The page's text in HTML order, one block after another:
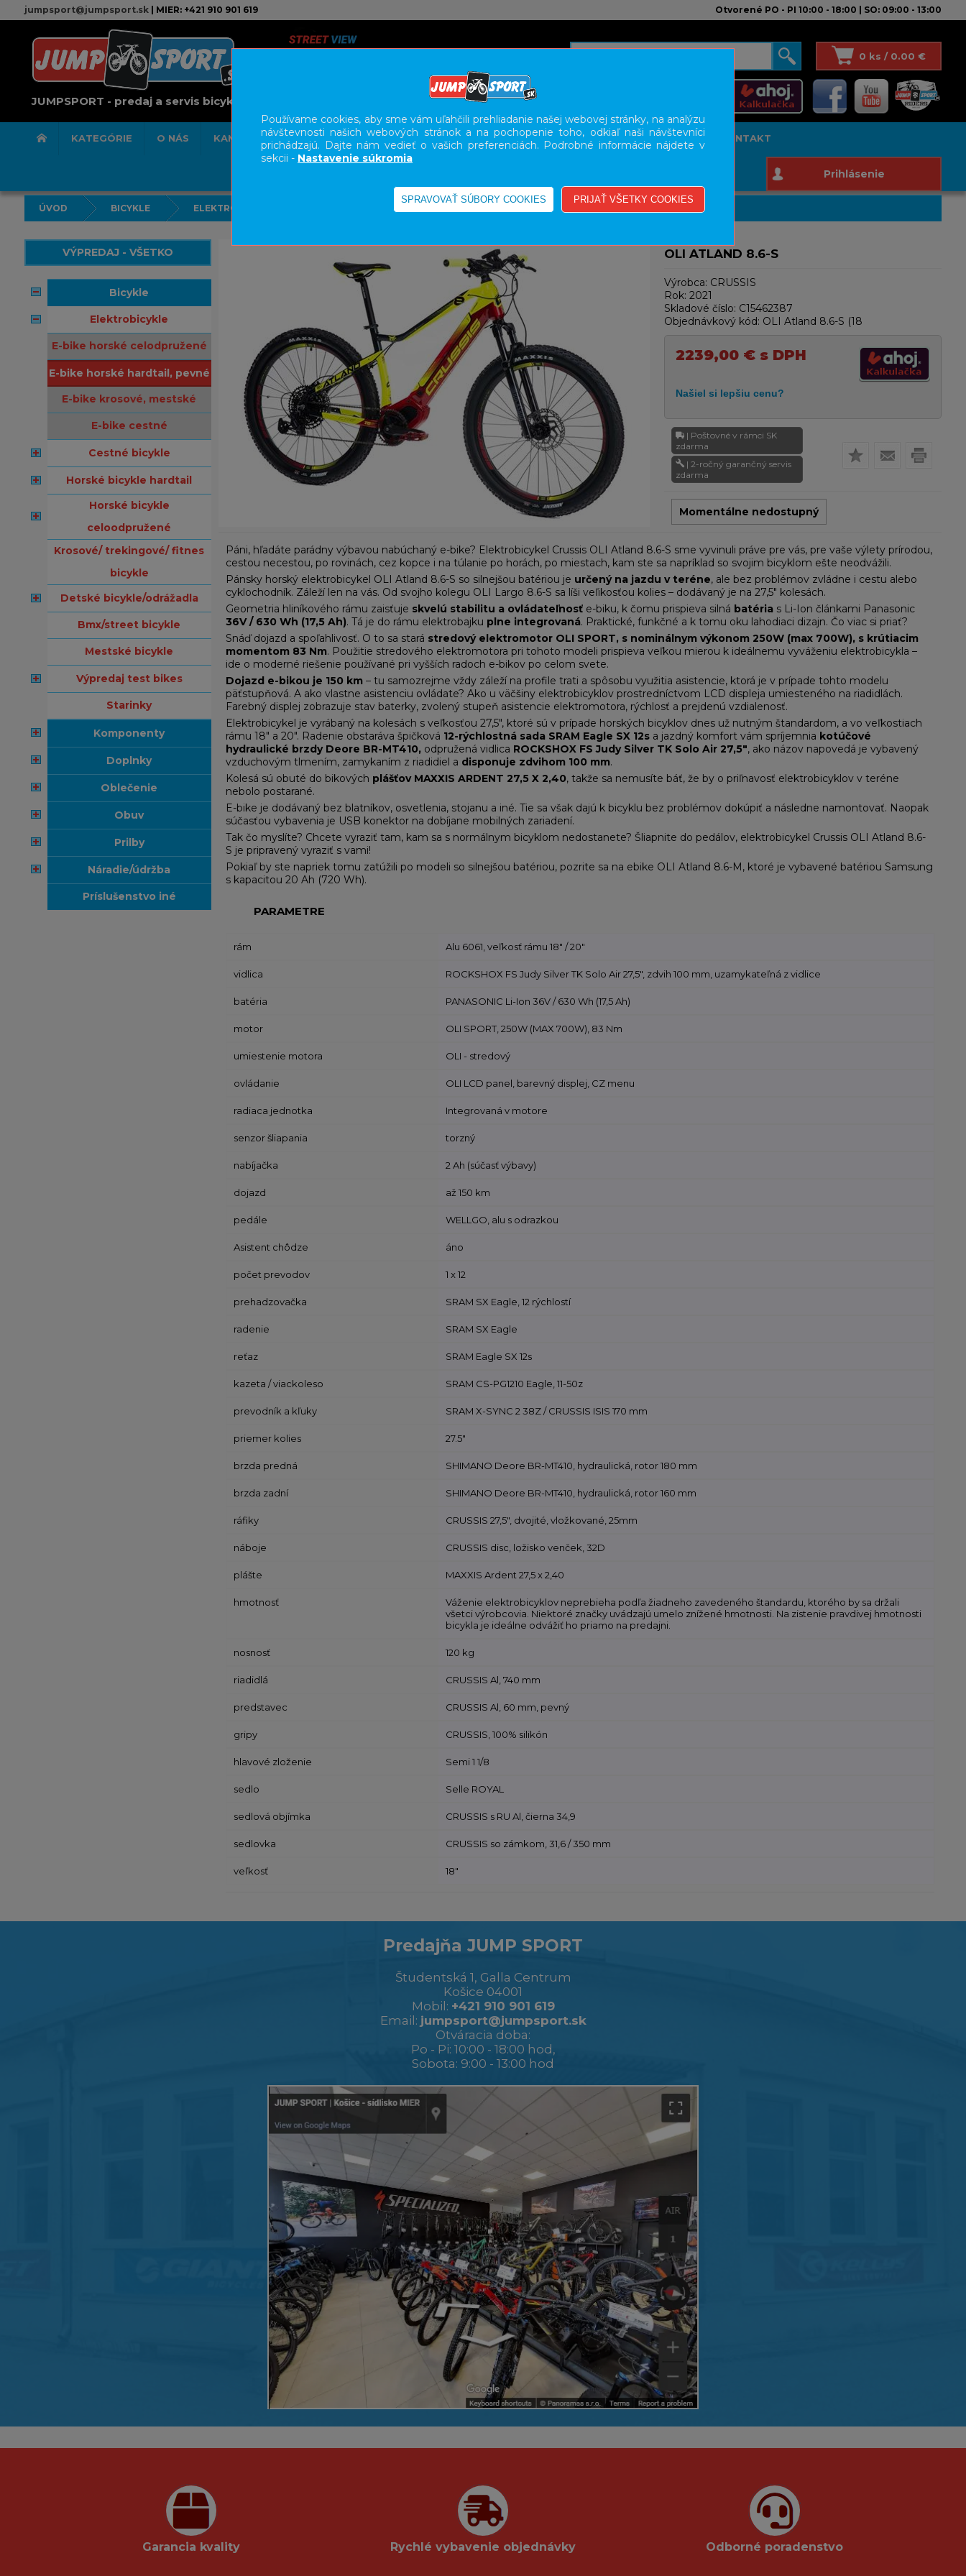
jumpsport@jumpsport.sk| MIER: +421 910 901 619 Otvorené PO - PI 10:00 - 18:00 | SO: 09:00 - 13:00
JUMPSPORT - predaj a servis bicyklov
0 ks / 0.00 €
KATEGÓRIE O NÁS KAMENNÁ PREDAJNA SERVIS SLUŽBY KARIÉRA BODY GEOMETRY FIT STUDIO KONTAKT
Prihlásenie
ÚVOD BICYKLE ELEKTROBICYKLE E-BIKE HORSKÉ HARDTAIL, PEVNÉ
VÝPREDAJ - VŠETKO
bicykle
elektrobicykle
e-bike horské celodpružené
e-bike horské hardtail, pevné
e-bike krosové, mestské
e-bike cestné
cestné bicykle
horské bicykle hardtail
horské bicykle
celoodpružené
krosové/ trekingové/ fitnes
bicykle
detské bicykle/odrážadla
bmx/street bicykle
mestské bicykle
výpredaj test bikes
starinky
komponenty
doplnky
oblečenie
obuv
prilby
náradie/údržba
príslušenstvo iné
OLI ATLAND 8.6-S
Výrobca: CRUSSIS
Rok: 2021
Skladové číslo: C15462387
Objednávkový kód: OLI Atland 8.6-S (18
2239,00 €s DPH
| Poštovné v rámci SK
zdarma
| 2-ročný garančný servis
zdarma
Momentálne nedostupný
Páni, hľadáte parádny výbavou nabúchaný e-bike? Elektrobicykel Crussis OLI Atland 8.6-S sme vyvinuli práve pre vás, pre vaše výlety prírodou,
cestou necestou, po rovinách, cez kopce i na túlanie po horách, po miestach, kam ste sa napríklad so svojim bicyklom ešte neodvážili.
Pánsky horský elektrobicykel OLI Atland 8.6-S so silnejšou batériou je určený na jazdu v teréne, ale bez problémov zvládne i cestu alebo
cyklochodník. Záleží len na vás. Od svojho kolegu OLI Largo 8.6-S sa líši veľikosťou kolies – dodávaný je na 27,5" kolesách.
Geometria hliníkového rámu zaisťuje skvelú stabilitu a ovládateľnosťe-biku, k čomu prispieva silná batérias Li-Ion článkami Panasonic
36V / 630 Wh (17,5 Ah). Tá je do rámu elektrobajku plne integrovaná. Praktické, funkčné a k tomu oku lahodiaci dizajn. Čo viac si priať?
Snáď dojazd a spoľahlivosť. O to sa stará stredový elektromotor OLI SPORT, s nominálnym výkonom 250W (max 700W), s krútiacim
momentom 83 Nm. Použitie stredového elektromotora pri tohoto modeli prispieva veľkou mierou k ideálnemu vyváženiu elektrobicykla –
ide o moderné riešenie používané pri vyšších radoch e-bikov po celom svete.
Dojazd e-bikou je 150 km– tu samozrejme vždy záleží na profile trati a spôsobu využitia asistencie, ktorá je v prípade tohto modelu
päťstupňová. A ako vlastne asistenciu ovládate? Ako u väčšiny elektrobicyklov prostredníctvom LCD displeja umiesteného na riadidlách.
Farebný displej zobrazuje stav baterky, zvolený stupeň asistencie elektromotora, rýchlosť a prejdenú vzdialenosť.
Elektrobicykel je vyrábaný na kolesách s veľkosťou 27,5", ktoré sú v prípade horských bicyklov dnes už nutným štandardom, a vo veľkostiach
rámu 18" a 20". Radenie obstaráva špičková 12-rýchlostná sada SRAM Eagle SX 12sa jazdný komfort vám spríjemnia kotúčové
hydraulické brzdy Deore BR-MT410,odpružená vidlica ROCKSHOX FS Judy Silver TK Solo Air 27,5", ako názov napovedá je vybavený
vzduchovým tlmením, zamykaním z riadidiel a disponuje zdvihom 100 mm.
Kolesá sú obuté do bikových plášťov MAXXIS ARDENT 27,5 X 2,40, takže sa nemusíte báť, že by o priľnavosť elektrobicyklov v teréne
nebolo postarané.
E-bike je dodávaný bez blatníkov, osvetlenia, stojanu a iné. Tie sa však dajú k bicyklu bez problémov dokúpiť a následne namontovať. Naopak
súčasťou vybavenia je USB konektor na dobíjane mobilných zariadení.
Tak čo myslíte? Chcete vyraziť tam, kam sa s normálnym bicyklom nedostanete? Šliapnite do pedálov, elektrobicykel Crussis OLI Atland 8.6-
S je pripravený vyraziť s vami!
Pokiaľ by ste napriek tomu zatúžili po modeli so silnejšou batériou, pozrite sa na ebike OLI Atland 8.6-M, ktoré je vybavené batériou Samsung
s kapacitou 20 Ah (720 Wh).
PARAMETRE
rám Alu 6061, veľkosť rámu 18" / 20"
vidlica ROCKSHOX FS Judy Silver TK Solo Air 27,5", zdvih 100 mm, uzamykateľná z vidlice
batéria PANASONIC Li-Ion 36V / 630 Wh (17,5 Ah)
motor OLI SPORT, 250W (MAX 700W), 83 Nm
umiestenie motora OLI - stredový
ovládanie OLI LCD panel, barevný displej, CZ menu
radiaca jednotka Integrovaná v motore
senzor šliapania torzný
nabíjačka 2 Ah (súčasť výbavy)
dojazd až 150 km
pedále WELLGO, alu s odrazkou
Asistent chôdze áno
počet prevodov 1 x 12
prehadzovačka SRAM SX Eagle, 12 rýchlostí
radenie SRAM SX Eagle
reťaz SRAM Eagle SX 12s
kazeta / viackoleso SRAM CS-PG1210 Eagle, 11-50z
prevodník a kľuky SRAM X-SYNC 2 38Z / CRUSSIS ISIS 170 mm
priemer kolies 27.5"
brzda predná SHIMANO Deore BR-MT410, hydraulická, rotor 180 mm
brzda zadní SHIMANO Deore BR-MT410, hydraulická, rotor 160 mm
ráfiky CRUSSIS 27,5", dvojité, vložkované, 25mm
náboje CRUSSIS disc, ložisko venček, 32D
plášte MAXXIS Ardent 27,5 x 2,40
hmotnosť
Váženie elektrobicyklov neprebieha podľa žiadneho zavedeného štandardu, ktorého by sa držali
všetci výrobcovia. Niektoré značky uvádzajú umelo znížené hmotnosti. Na zistenie pravdivej hmotnosti
bicykla je ideálne odvážiť ho priamo na predajni.
nosnosť 120 kg
riadidlá CRUSSIS Al, 740 mm
predstavec CRUSSIS Al, 60 mm, pevný
gripy CRUSSIS, 100% silikón
hlavové zloženie Semi 1 1/8
sedlo Selle ROYAL
sedlová objímka CRUSSIS s RU Al, čierna 34,9
sedlovka CRUSSIS so zámkom, 31,6 / 350 mm
veľkosť 18"
Predajňa JUMP SPORT
Študentská 1, Galla Centrum
Košice 04001
Mobil: +421 910 901 619
Email: jumpsport@jumpsport.sk
Otváracia doba:
Po - Pi: 10:00 - 18:00 hod,
Sobota: 9:00 - 13:00 hod
Garancia kvality Rychlé vybavenie objednávky Odborné poradenstvo
Používame cookies, aby sme vám uľahčili prehliadanie našej webovej stránky, na analýzu
návštevnosti našich webových stránok a na pochopenie toho, odkiaľ naši návštevníci
prichádzajú. Dajte nám vedieť o vašich preferenciách. Podrobné informácie nájdete v
sekcii - Nastavenie súkromia